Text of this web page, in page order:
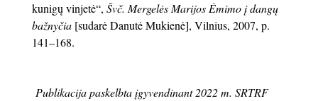
kunigų vinjetė“, Švč. Mergelės Marijos Ėmimo į dangų
bažnyčia[sudarė Danutė Mukienė], Vilnius, 2007, p.
141–168.
Publikacija paskelbta įgyvendinant 2022 m. SRTRF